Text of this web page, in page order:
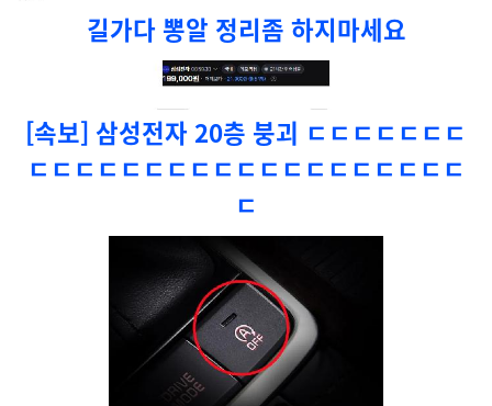
길가다 뽕알 정리좀 하지마세요
[속보] 삼성전자 20층 붕괴 ㄷㄷㄷㄷㄷㄷㄷ
ㄷㄷㄷㄷㄷㄷㄷㄷㄷㄷㄷㄷㄷㄷㄷㄷㄷㄷㄷ
ㄷ